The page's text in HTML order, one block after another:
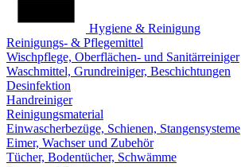
Hygiene & Reinigung
Reinigungs- & Pflegemittel
Wischpflege, Oberflächen- und Sanitärreiniger
Waschmittel, Grundreiniger, Beschichtungen
Desinfektion
Handreiniger
Reinigungsmaterial
Einwascherbezüge, Schienen, Stangensysteme
Eimer, Wachser und Zubehör
Tücher, Bodentücher, Schwämme